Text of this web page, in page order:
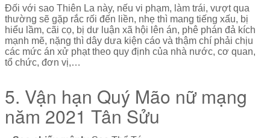
Đối với sao Thiên La này, nếu vi phạm, làm trái, vượt qua
thường sẽ gặp rắc rối đến liền, nhẹ thì mang tiếng xấu, bị
hiểu lầm, cãi cọ, bị dư luận xã hội lên án, phê phán đả kích
mạnh mẽ, nặng thì dây dưa kiện cáo và thậm chí phải chịu
các mức án xử phạt theo quy định của nhà nước, cơ quan,
tổ chức, đơn vị,…
5. Vận hạn Quý Mão nữ mạng
năm 2021 Tân Sửu